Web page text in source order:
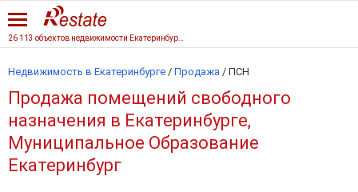
Недвижимость в Екатеринбурге / Продажа / ПСН
Продажа помещений свободного
назначения в Екатеринбурге,
Муниципальное Образование
Екатеринбург